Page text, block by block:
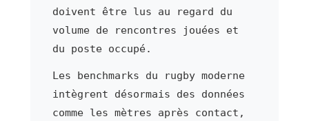
doivent être lus au regard du
volume de rencontres jouées et
du poste occupé.
Les benchmarks du rugby moderne
intègrent désormais des données
comme les mètres après contact,